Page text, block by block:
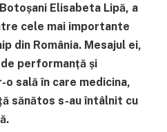
Elisabeta Lipă, a
cele mai importante
din România. Mesajul ei,
performanță și
sală în care medicina,
sănătos s-au întâlnit cu